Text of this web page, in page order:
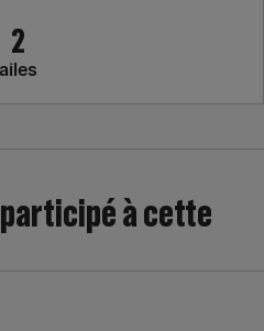
2
ailes
à cette